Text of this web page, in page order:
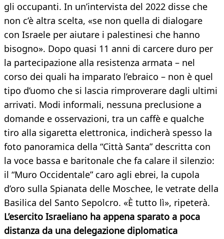
gli occupanti. In un’intervista del 2022 disse che
non c’è altra scelta, «se non quella di dialogare
con Israele per aiutare i palestinesi che hanno
bisogno». Dopo quasi 11 anni di carcere duro per
la partecipazione alla resistenza armata – nel
corso dei quali ha imparato l’ebraico – non è quel
tipo d’uomo che si lascia rimproverare dagli ultimi
arrivati. Modi informali, nessuna preclusione a
domande e osservazioni, tra un caffè e qualche
tiro alla sigaretta elettronica, indicherà spesso la
foto panoramica della “Città Santa” descritta con
la voce bassa e baritonale che fa calare il silenzio:
il “Muro Occidentale” caro agli ebrei, la cupola
d’oro sulla Spianata delle Moschee, le vetrate della
Basilica del Santo Sepolcro. «È tutto lì», ripeterà.
L’esercito Israeliano ha appena sparato a poca
distanza da una delegazione diplomatica